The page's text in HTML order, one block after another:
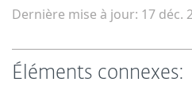
Dernière mise à jour: 17 déc.
Éléments connexes: